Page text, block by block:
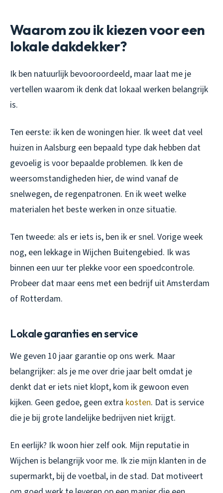
Waarom zou ik kiezen voor een
lokale dakdekker?
Ik ben natuurlijk bevooroordeeld, maar laat me je
vertellen waarom ik denk dat lokaal werken belangrijk
is.
Ten eerste: ik ken de woningen hier. Ik weet dat veel
huizen in Aalsburg een bepaald type dak hebben dat
gevoelig is voor bepaalde problemen. Ik ken de
weersomstandigheden hier, de wind vanaf de
snelwegen, de regenpatronen. En ik weet welke
materialen het beste werken in onze situatie.
Ten tweede: als er iets is, ben ik er snel. Vorige week
nog, een lekkage in Wijchen Buitengebied. Ik was
binnen een uur ter plekke voor een spoedcontrole.
Probeer dat maar eens met een bedrijf uit Amsterdam
of Rotterdam.
Lokale garanties en service
We geven 10 jaar garantie op ons werk. Maar
belangrijker: als je me over drie jaar belt omdat je
denkt dat er iets niet klopt, kom ik gewoon even
kijken. Geen gedoe, geen extra kosten. Dat is service
die je bij grote landelijke bedrijven niet krijgt.
En eerlijk? Ik woon hier zelf ook. Mijn reputatie in
Wijchen is belangrijk voor me. Ik zie mijn klanten in de
supermarkt, bij de voetbal, in de stad. Dat motiveert